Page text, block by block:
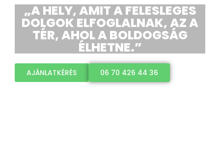
„A HELY, AMIT A FELESLEGES
DOLGOK ELFOGLALNAK, AZ A
TÉR, AHOL A BOLDOGSÁG
ÉLHETNE.”
AJÁNLATKÉRÉS 06 70 426 44 36